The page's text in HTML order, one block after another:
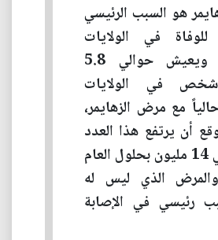
هو السبب الرئيسي
في الولايات
المتحدة، ويعيش حوالي 5.8
في الولايات
مع مرض الزهايمر،
أن يرتفع هذا العدد
إلى حوالي 14 مليون بحلول العام
والمرض الذي ليس له
رئيسي في الإصابة